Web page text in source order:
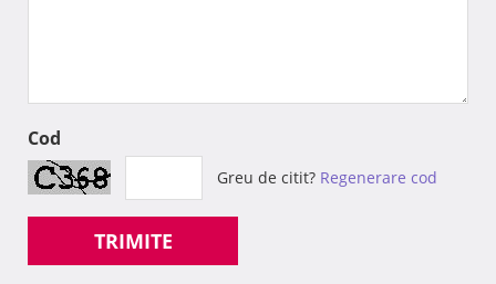
Cod
Greu de citit? Regenerare cod
TRIMITE